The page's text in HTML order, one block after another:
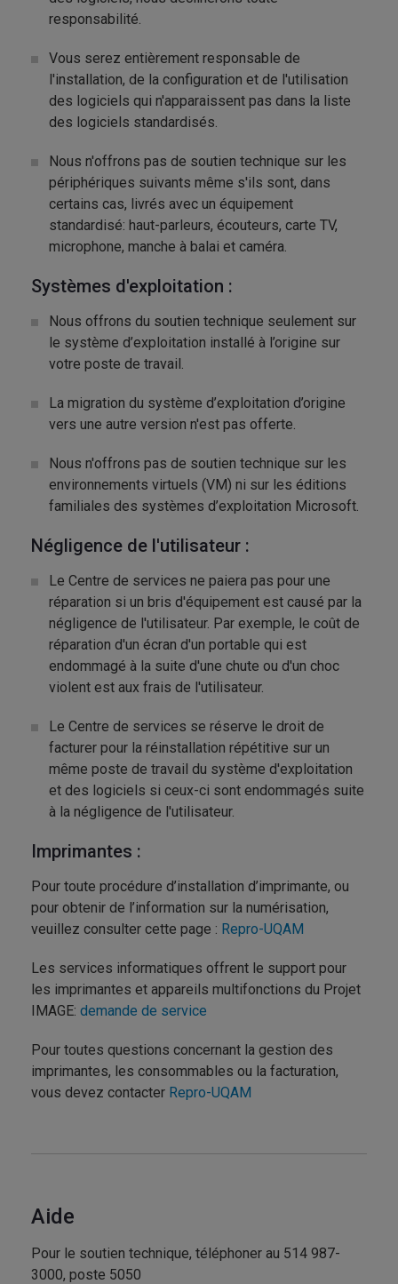
responsabilité.
Vous serez entièrement responsable de
l'installation, de la configuration et de l'utilisation
des logiciels qui n'apparaissent pas dans la liste
des logiciels standardisés.
Nous n'offrons pas de soutien technique sur les
périphériques suivants même s'ils sont, dans
certains cas, livrés avec un équipement
standardisé: haut-parleurs, écouteurs, carte TV,
microphone, manche à balai et caméra.
Systèmes d'exploitation :
Nous offrons du soutien technique seulement sur
le système d’exploitation installé à l’origine sur
votre poste de travail.
La migration du système d’exploitation d’origine
vers une autre version n'est pas offerte.
Nous n'offrons pas de soutien technique sur les
environnements virtuels (VM) ni sur les éditions
familiales des systèmes d’exploitation Microsoft.
Négligence de l'utilisateur :
Le Centre de services ne paiera pas pour une
réparation si un bris d'équipement est causé par la
négligence de l'utilisateur. Par exemple, le coût de
réparation d'un écran d'un portable qui est
endommagé à la suite d'une chute ou d'un choc
violent est aux frais de l'utilisateur.
Le Centre de services se réserve le droit de
facturer pour la réinstallation répétitive sur un
même poste de travail du système d'exploitation
et des logiciels si ceux-ci sont endommagés suite
à la négligence de l'utilisateur.
Imprimantes :
Pour toute procédure d’installation d’imprimante, ou
pour obtenir de l’information sur la numérisation,
veuillez consulter cette page : Repro-UQAM
Les services informatiques offrent le support pour
les imprimantes et appareils multifonctions du Projet
IMAGE: demande de service
Pour toutes questions concernant la gestion des
imprimantes, les consommables ou la facturation,
vous devez contacter Repro-UQAM
Aide
Pour le soutien technique, téléphoner au 514 987-
3000, poste 5050